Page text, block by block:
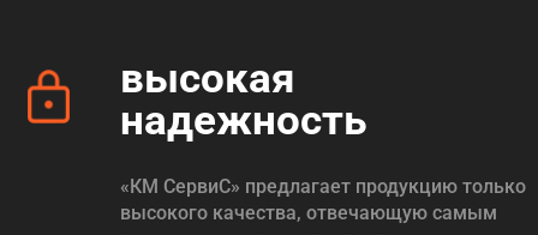
высокая
надежность
«КМ СервиС» предлагает продукцию только
высокого качества, отвечающую самым